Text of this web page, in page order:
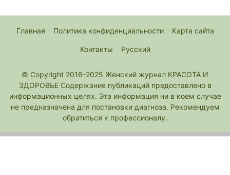
Главная Политика конфиденциальности Карта сайта
Контакты Русский
© Copyright 2016-2025 Женский журнал КРАСОТА И
ЗДОРОВЬЕ Содержание публикаций предоставлено в
информационных целях. Эта информация ни в коем случае
не предназначена для постановки диагноза. Рекомендуем
обратиться к профессионалу.